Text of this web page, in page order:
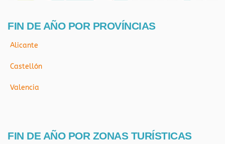
FIN DE AÑO POR PROVÍNCIAS
Alicante
Castellón
Valencia
FIN DE AÑO POR ZONAS TURÍSTICAS